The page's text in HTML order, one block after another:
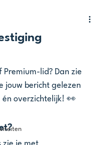
lid? Dan zie
jouw bericht gelezen
én overzichtelijk! 👀